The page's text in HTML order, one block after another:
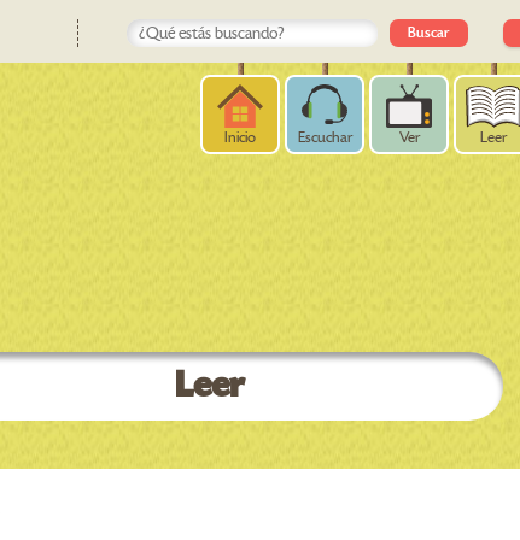
Inicio Escuchar Ver Leer
Leer